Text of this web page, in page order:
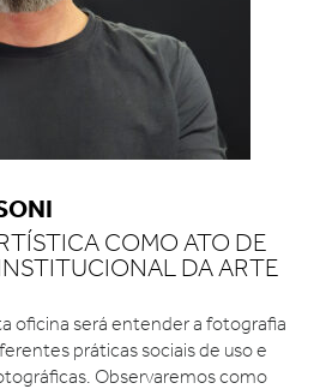
COMO ATO DE
DA ARTE
oficina será entender a fotografia
práticas sociais de uso e
Observaremos como